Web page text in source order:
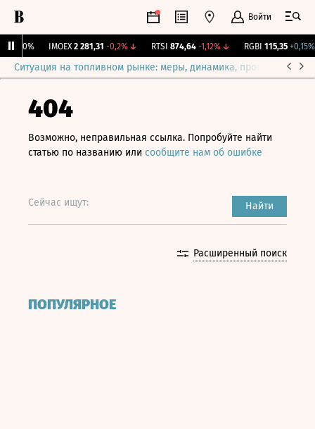
Войти
0% IMOEX 2 281,31 -0,2%↓ RTSI 874,64 -1,12%↓ RGBI 115,35 +0,15%
Ситуация на топливном рынке: меры, динамика, прогнозы
404
Возможно, неправильная ссылка. Попробуйте найти
статью по названию или сообщите нам об ошибке
Сейчас ищут: Найти
Расширенный поиск
ПОПУЛЯРНОЕ